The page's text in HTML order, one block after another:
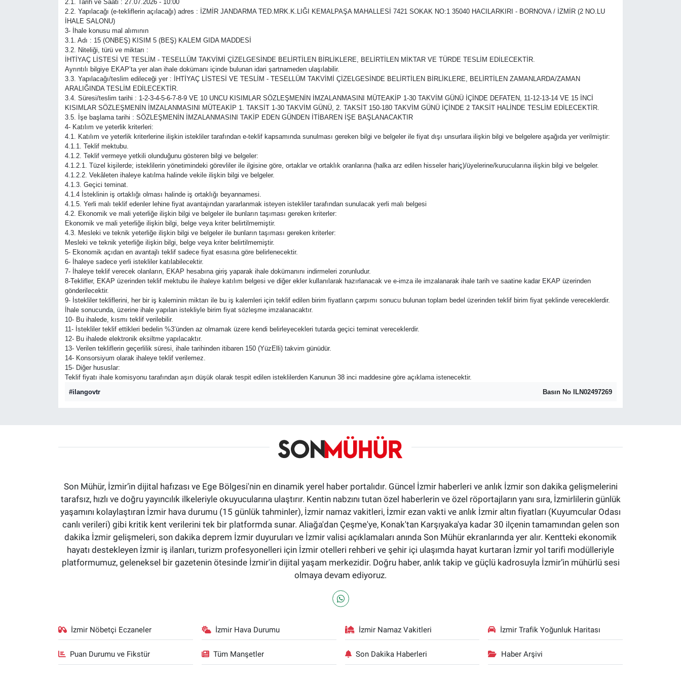
2.1. Tarih ve Saati : 27.07.2026 - 10:00
2.2. Yapılacağı (e-tekliflerin açılacağı) adres : İZMİR JANDARMA TED.MRK.K.LIĞI KEMALPAŞA MAHALLESİ 7421 SOKAK NO:1 35040 HACILARKIRI - BORNOVA / İZMİR (2 NO.LU
İHALE SALONU)
3- İhale konusu mal alımının
3.1. Adı : 15 (ONBEŞ) KISIM 5 (BEŞ) KALEM GIDA MADDESİ
3.2. Niteliği, türü ve miktarı :
İHTİYAÇ LİSTESİ VE TESLİM - TESELLÜM TAKVİMİ ÇİZELGESİNDE BELİRTİLEN BİRLİKLERE, BELİRTİLEN MİKTAR VE TÜRDE TESLİM EDİLECEKTİR.
Ayrıntılı bilgiye EKAP’ta yer alan ihale dokümanı içinde bulunan idari şartnameden ulaşılabilir.
3.3. Yapılacağı/teslim edileceği yer : İHTİYAÇ LİSTESİ VE TESLİM - TESELLÜM TAKVİMİ ÇİZELGESİNDE BELİRTİLEN BİRLİKLERE, BELİRTİLEN ZAMANLARDA/ZAMAN
ARALIĞINDA TESLİM EDİLECEKTİR.
3.4. Süresi/teslim tarihi : 1-2-3-4-5-6-7-8-9 VE 10 UNCU KISIMLAR SÖZLEŞMENİN İMZALANMASINI MÜTEAKİP 1-30 TAKVİM GÜNÜ İÇİNDE DEFATEN, 11-12-13-14 VE 15 İNCİ
KISIMLAR SÖZLEŞMENİN İMZALANMASINI MÜTEAKİP 1. TAKSİT 1-30 TAKVİM GÜNÜ, 2. TAKSİT 150-180 TAKVİM GÜNÜ İÇİNDE 2 TAKSİT HALİNDE TESLİM EDİLECEKTİR.
3.5. İşe başlama tarihi : SÖZLEŞMENİN İMZALANMASINI TAKİP EDEN GÜNDEN İTİBAREN İŞE BAŞLANACAKTIR
4- Katılım ve yeterlik kriterleri:
4.1. Katılım ve yeterlik kriterlerine ilişkin istekliler tarafından e-teklif kapsamında sunulması gereken bilgi ve belgeler ile fiyat dışı unsurlara ilişkin bilgi ve belgelere aşağıda yer verilmiştir:
4.1.1. Teklif mektubu.
4.1.2. Teklif vermeye yetkili olunduğunu gösteren bilgi ve belgeler:
4.1.2.1. Tüzel kişilerde; isteklilerin yönetimindeki görevliler ile ilgisine göre, ortaklar ve ortaklık oranlarına (halka arz edilen hisseler hariç)/üyelerine/kurucularına ilişkin bilgi ve belgeler.
4.1.2.2. Vekâleten ihaleye katılma halinde vekile ilişkin bilgi ve belgeler.
4.1.3. Geçici teminat.
4.1.4 İsteklinin iş ortaklığı olması halinde iş ortaklığı beyannamesi.
4.1.5. Yerli malı teklif edenler lehine fiyat avantajından yararlanmak isteyen istekliler tarafından sunulacak yerli malı belgesi
4.2. Ekonomik ve mali yeterliğe ilişkin bilgi ve belgeler ile bunların taşıması gereken kriterler:
Ekonomik ve mali yeterliğe ilişkin bilgi, belge veya kriter belirtilmemiştir.
4.3. Mesleki ve teknik yeterliğe ilişkin bilgi ve belgeler ile bunların taşıması gereken kriterler:
Mesleki ve teknik yeterliğe ilişkin bilgi, belge veya kriter belirtilmemiştir.
5- Ekonomik açıdan en avantajlı teklif sadece fiyat esasına göre belirlenecektir.
6- İhaleye sadece yerli istekliler katılabilecektir.
7- İhaleye teklif verecek olanların, EKAP hesabına giriş yaparak ihale dokümanını indirmeleri zorunludur.
8-Teklifler, EKAP üzerinden teklif mektubu ile ihaleye katılım belgesi ve diğer ekler kullanılarak hazırlanacak ve e-imza ile imzalanarak ihale tarih ve saatine kadar EKAP üzerinden
gönderilecektir.
9- İstekliler tekliflerini, her bir iş kaleminin miktarı ile bu iş kalemleri için teklif edilen birim fiyatların çarpımı sonucu bulunan toplam bedel üzerinden teklif birim fiyat şeklinde vereceklerdir.
İhale sonucunda, üzerine ihale yapılan istekliyle birim fiyat sözleşme imzalanacaktır.
10- Bu ihalede, kısmı teklif verilebilir.
11- İstekliler teklif ettikleri bedelin %3’ünden az olmamak üzere kendi belirleyecekleri tutarda geçici teminat vereceklerdir.
12- Bu ihalede elektronik eksiltme yapılacaktır.
13- Verilen tekliflerin geçerlilik süresi, ihale tarihinden itibaren 150 (YüzElli) takvim günüdür.
14- Konsorsiyum olarak ihaleye teklif verilemez.
15- Diğer hususlar:
Teklif fiyatı ihale komisyonu tarafından aşırı düşük olarak tespit edilen isteklilerden Kanunun 38 inci maddesine göre açıklama istenecektir.
#ilangovtr
Basın No ILN02497269
Son Mühür, İzmir’in dijital hafızası ve Ege Bölgesi'nin en dinamik yerel haber portalıdır. Güncel İzmir haberleri ve anlık İzmir son dakika gelişmelerini
tarafsız, hızlı ve doğru yayıncılık ilkeleriyle okuyucularına ulaştırır. Kentin nabzını tutan özel haberlerin ve özel röportajların yanı sıra, İzmirlilerin günlük
yaşamını kolaylaştıran İzmir hava durumu (15 günlük tahminler), İzmir namaz vakitleri, İzmir ezan vakti ve anlık İzmir altın fiyatları (Kuyumcular Odası
canlı verileri) gibi kritik kent verilerini tek bir platformda sunar. Aliağa'dan Çeşme'ye, Konak'tan Karşıyaka'ya kadar 30 ilçenin tamamından gelen son
dakika İzmir gelişmeleri, son dakika deprem İzmir duyuruları ve İzmir valisi açıklamaları anında Son Mühür ekranlarında yer alır. Kentteki ekonomik
hayatı destekleyen İzmir iş ilanları, turizm profesyonelleri için İzmir otelleri rehberi ve şehir içi ulaşımda hayat kurtaran İzmir yol tarifi modülleriyle
platformumuz, geleneksel bir gazetenin ötesinde İzmir'in dijital yaşam merkezidir. Doğru haber, anlık takip ve güçlü kadrosuyla İzmir’in mühürlü sesi
olmaya devam ediyoruz.
İzmir Nöbetçi Eczaneler İzmir Hava Durumu İzmir Namaz Vakitleri İzmir Trafik Yoğunluk Haritası
Puan Durumu ve Fikstür Tüm Manşetler Son Dakika Haberleri Haber Arşivi